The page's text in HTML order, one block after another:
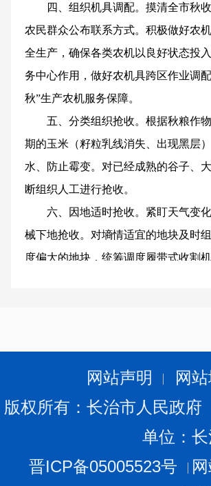
四、组织机具调配。摸清全市秋
农民群众公布联系方式。积极做好农
全生产，确保各类农机以良好状态投
务中心作用，做好农机具跨区作业调
秋”生产农机服务保障。
五、分类组织抢收。根据秋粮作
期的玉米（籽粒乳线消失、出现黑层
水、防止霉变。对已经成熟的谷子、
断组织人工进行抢收。
六、因地适时抢收。紧盯天气变
械下地抢收。对墒情适宜的地块及时
度偏大的地块，统筹调度履带式收割
绝粮食霉变损失，守护秋粮丰收成果。
及时做好抢排田间积水工作。对积水
快疏通沟渠排水，开挖深沟沥水，为
墒，沥出耕层滞水，为适墒播种争取
网站声明 网
版权所有：长治市人民政
单位：
晋ICP备05005523号